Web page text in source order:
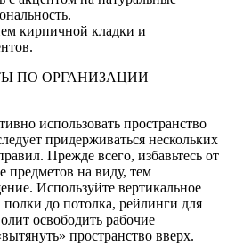
кирпичной кладки и
ПО ОРГАНИЗАЦИИ
использовать пространство
придерживаться нескольких
Прежде всего, избавьтесь от
предметов на виду, тем
Используйте вертикальное
до потолка, рейлинги для
освободить рабочие
пространство вверх.